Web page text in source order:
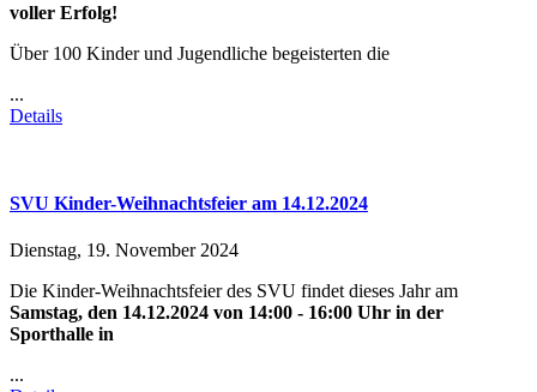
voller Erfolg!
Über 100 Kinder und Jugendliche begeisterten die
...
Details
SVU Kinder-Weihnachtsfeier am 14.12.2024
Dienstag, 19. November 2024
Die Kinder-Weihnachtsfeier des SVU findet dieses Jahr am
Samstag, den 14.12.2024 von 14:00 - 16:00 Uhr in der
Sporthalle in
...